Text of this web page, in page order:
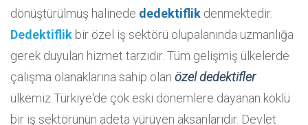
dönüştürülmüş halinede dedektiflik denmektedir.
Dedektiflik bir özel iş sektörü olupalanında uzmanlığa
gerek duyulan hizmet tarzıdır. Tüm gelişmiş ülkelerde
çalışma olanaklarına sahip olan özel dedektifler
ülkemiz Türkiye'de çok eski dönemlere dayanan köklü
bir iş sektörünün adeta yürüyen aksanlarıdır. Devlet